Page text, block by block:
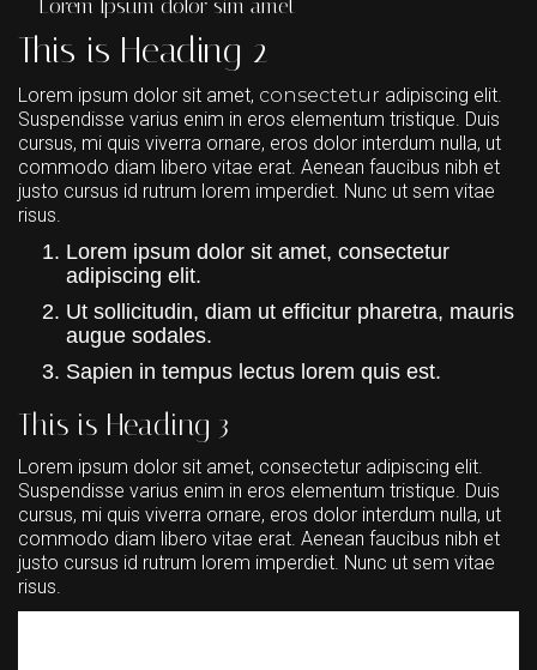
Lorem Ipsum dolor sim amet
This is Heading 2
Lorem ipsum dolor sit amet, consectetur adipiscing elit.
Suspendisse varius enim in eros elementum tristique. Duis
cursus, mi quis viverra ornare, eros dolor interdum nulla, ut
commodo diam libero vitae erat. Aenean faucibus nibh et
justo cursus id rutrum lorem imperdiet. Nunc ut sem vitae
risus.
Lorem ipsum dolor sit amet, consectetur
adipiscing elit.
Ut sollicitudin, diam ut efficitur pharetra, mauris
augue sodales.
Sapien in tempus lectus lorem quis est.
This is Heading 3
Lorem ipsum dolor sit amet, consectetur adipiscing elit.
Suspendisse varius enim in eros elementum tristique. Duis
cursus, mi quis viverra ornare, eros dolor interdum nulla, ut
commodo diam libero vitae erat. Aenean faucibus nibh et
justo cursus id rutrum lorem imperdiet. Nunc ut sem vitae
risus.